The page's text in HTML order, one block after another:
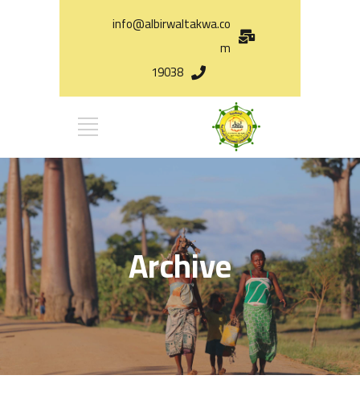
info@albirwaltakwa.co
m
19038
Archive